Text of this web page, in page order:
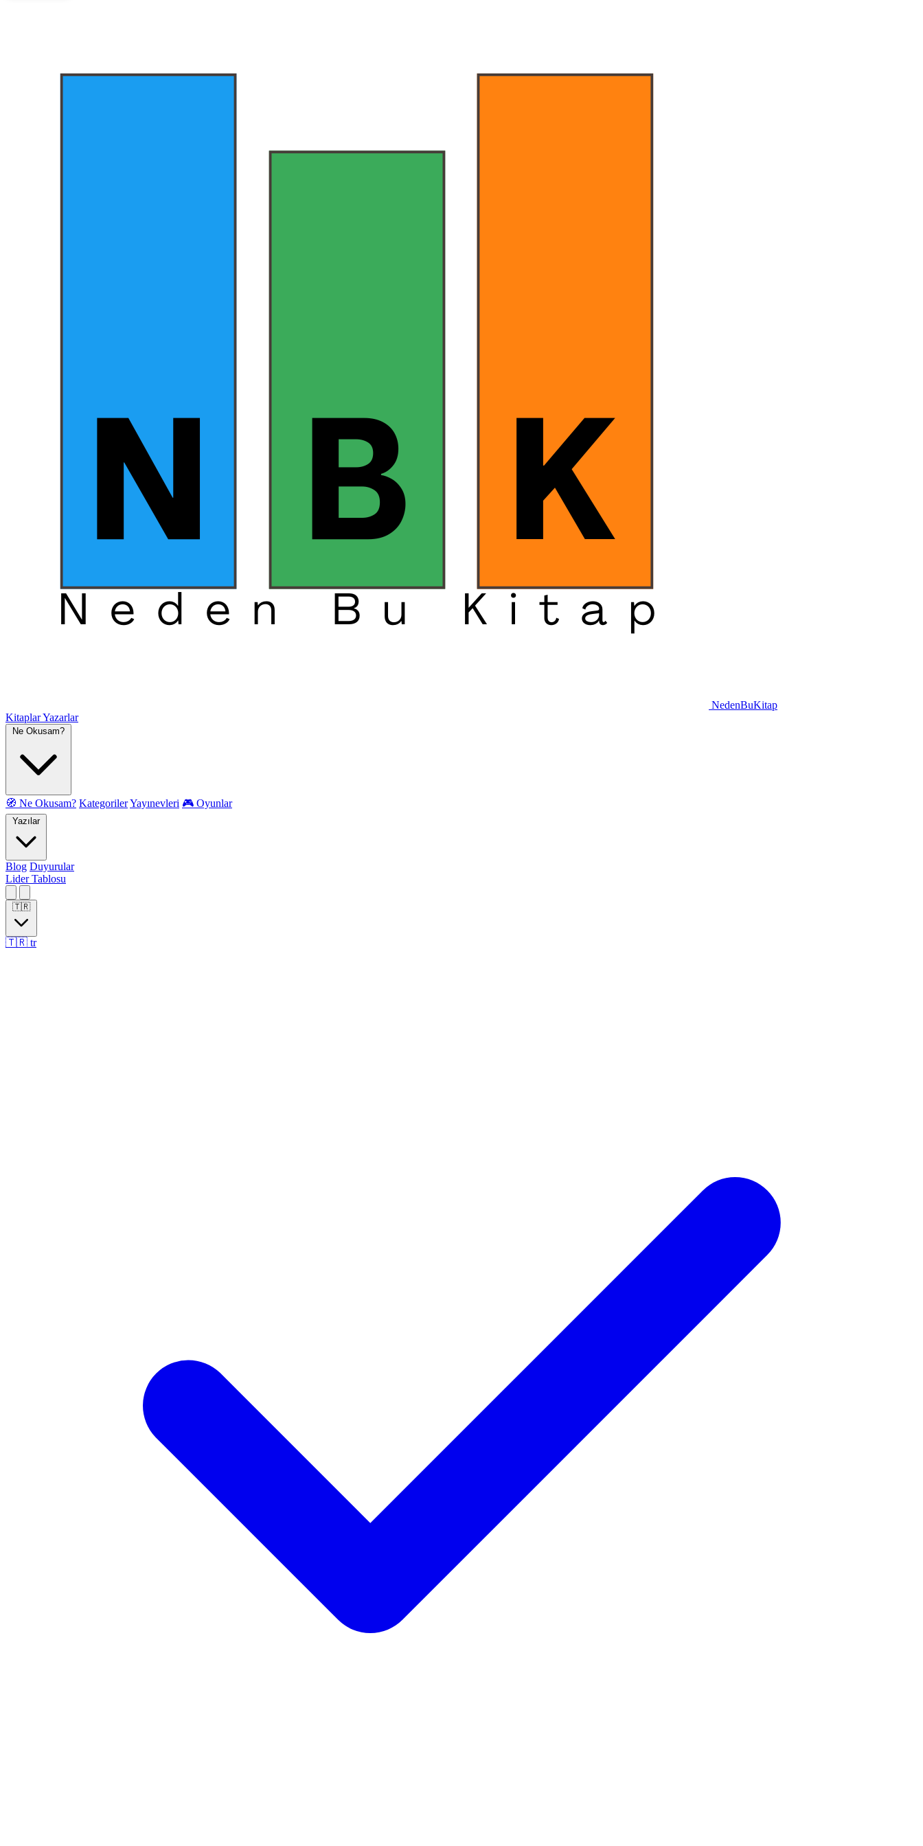
NedenBuKitap
KitaplarYazarlar
Ne Okusam?
🧭 Ne Okusam? KategorilerYayınevleri 🎮 Oyunlar
Yazılar
Blog Duyurular
Lider Tablosu
🇹🇷
🇹🇷 tr